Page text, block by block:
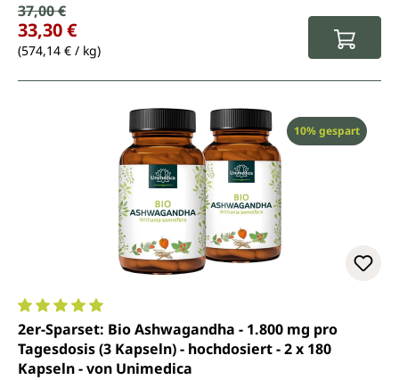
Verkaufspreis:
Regulärer Preis:
37,00 €
33,30 €
(574,14 € / kg)
Rabatt
10% gespart
Durchschnittliche Bewertung von 5 von 5 Sternen
2er-Sparset: Bio Ashwagandha - 1.800 mg pro
Tagesdosis (3 Kapseln) - hochdosiert - 2 x 180
Kapseln - von Unimedica